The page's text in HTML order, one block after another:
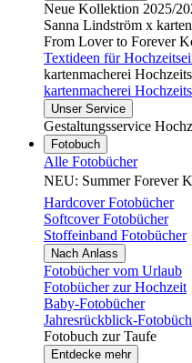
Neue Kollektion 2025/
Sanna Lindström x
From Lover to Forever
Textideen für
kartenmacherei
kartenmacherei
Unser Service
Gestaltungsservice
Fotobuch
Alle Fotobücher
NEU: Summer Forever
Hardcover Fotobücher
Softcover Fotobücher
Stoffeinband Fotobücher
Nach Anlass
Fotobücher vom Urlaub
Fotobücher zur Hochzeit
Baby-Fotobücher
Jahresrückblick-
Fotobuch zur Taufe
Entdecke mehr